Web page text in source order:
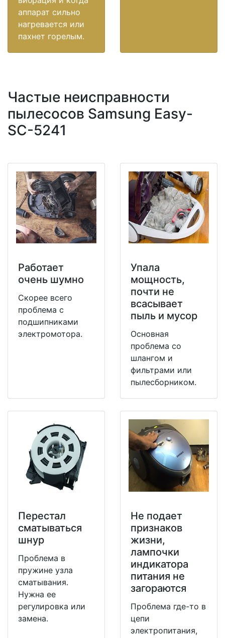
аппарат сильно
нагревается или
пахнет горелым.
Частые неисправности
пылесосов Samsung Easy-
SC-5241
Работает
очень шумно
Скорее всего
проблема с
подшипниками
электромотора.
Упала
мощность,
почти не
всасывает
пыль и мусор
Основная
проблема со
шлангом и
фильтрами или
пылесборником.
Перестал
сматываться
шнур
Проблема в
пружине узла
сматывания.
Нужна ее
регулировка или
замена.
Не подает
признаков
жизни,
лампочки
индикатора
питания не
загораются
Проблема где-то в
цепи
электропитания,